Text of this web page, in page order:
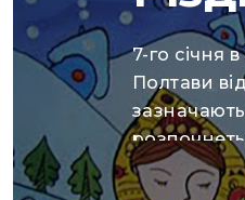
7-го січня
Полтави
зазначають
всіх
«Якщо ви